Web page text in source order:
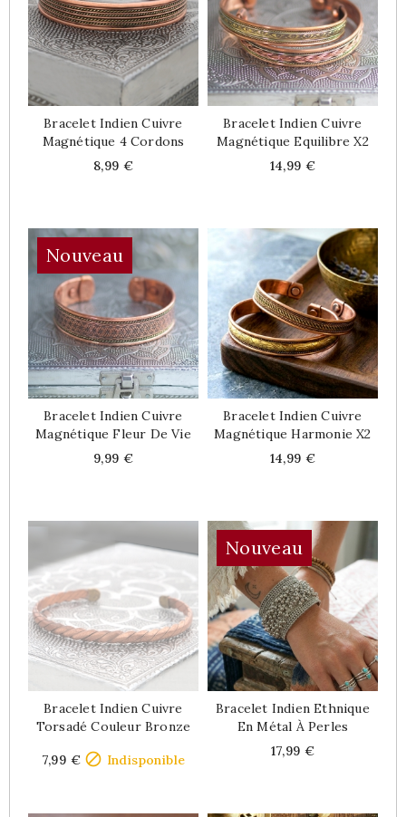
Bracelet Indien Cuivre
Magnétique 4 Cordons
Price
8,99 €
Bracelet Indien Cuivre
Magnétique Equilibre X2
Price
14,99 €
Nouveau
Bracelet Indien Cuivre
Magnétique Fleur De Vie
Price
9,99 €
Bracelet Indien Cuivre
Magnétique Harmonie X2
Price
14,99 €
Bracelet Indien Cuivre
Torsadé Couleur Bronze
7,99 €  Indisponible
Nouveau
Bracelet Indien Ethnique
En Métal À Perles
Price
17,99 €